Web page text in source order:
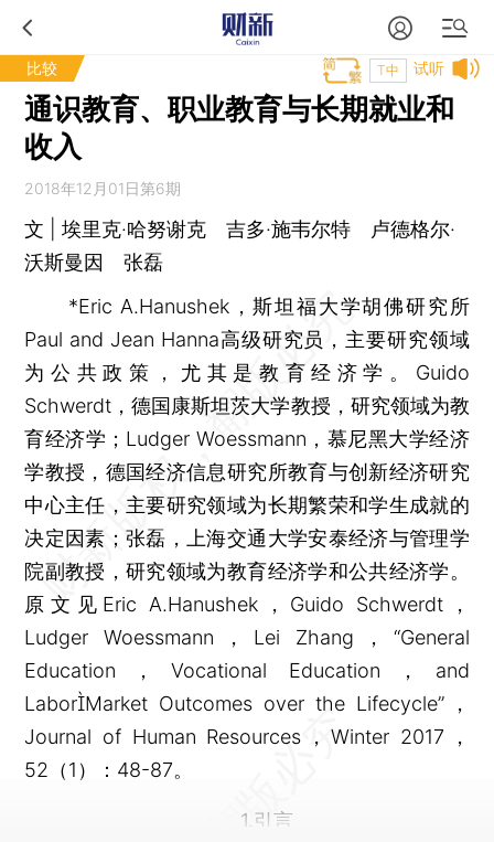
比较 试听
T中
通识教育、职业教育与长期就业和
收入
2018年12月01日第6期
文 | 埃里克·哈努谢克 吉多·施韦尔特 卢德格尔·
沃斯曼因 张磊
*Eric A.Hanushek，斯坦福大学胡佛研究所
Paul and Jean Hanna高级研究员，主要研究领域
为公共政策，尤其是教育经济学。Guido
Schwerdt，德国康斯坦茨大学教授，研究领域为教
育经济学；Ludger Woessmann，慕尼黑大学经济
学教授，德国经济信息研究所教育与创新经济研究
中心主任，主要研究领域为长期繁荣和学生成就的
决定因素；张磊，上海交通大学安泰经济与管理学
院副教授，研究领域为教育经济学和公共经济学。
原文见Eric A.Hanushek，Guido Schwerdt，
Ludger Woessmann，Lei Zhang，“General
Education，Vocational Education，and
LaborMarket Outcomes over the Lifecycle”，
Journal of Human Resources，Winter 2017，
52（1）：48-87。
1.引言